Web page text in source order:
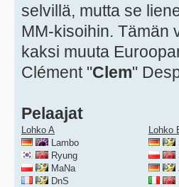
selvillä, mutta se
MM-kisoihin. Tämän
kaksi muuta
Clément "Clem"
Pelaajat
Lohko A
Lambo
Ryung
MaNa
DnS
Lohko